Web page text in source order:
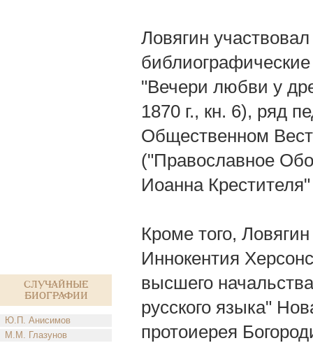
Случайные
биографии
Ю.П. Анисимов
М.М. Глазунов
Ловягин
"Вечери любви у
1870 г., кн. 6), ряд
Общественном
("Православное
Иоанна
Кроме того,
Иннокентия
высшего
русского языка"
протоиерея